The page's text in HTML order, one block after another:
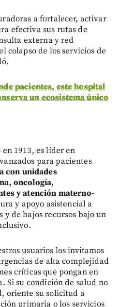
a fortalecer, activar
efectiva sus rutas de
externa y red
colapso de los servicios de
pacientes, este hospital
un ecosistema único
1913, es líder en
para pacientes
con unidades
oncología,
y atención materno-
y apoyo asistencial a
de bajos recursos bajo un
usuarios los invitamos
de alta complejidad
críticas que pongan en
Si su condición de salud no
oriente su solicitud a
primaria o los servicios